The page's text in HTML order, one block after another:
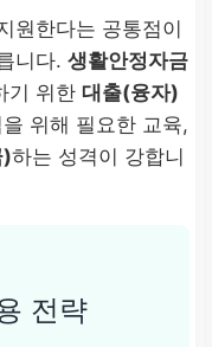
원한다는 공통점이
니다. 생활안정자금
기 위한 대출(융자)
위해 필요한 교육,
)하는 성격이 강합니
전략